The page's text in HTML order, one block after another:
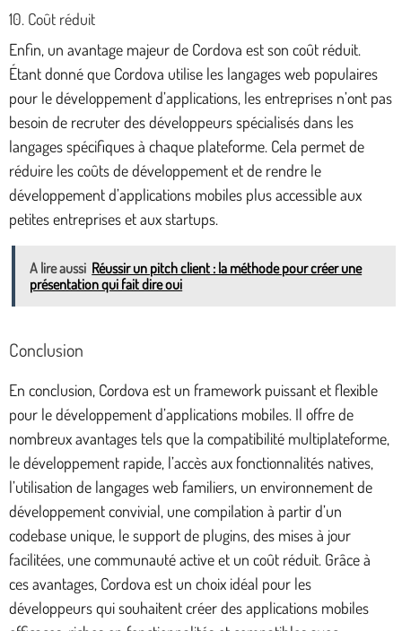
10. Coût réduit
Enfin, un avantage majeur de Cordova est son coût réduit.
Étant donné que Cordova utilise les langages web populaires
pour le développement d’applications, les entreprises n’ont pas
besoin de recruter des développeurs spécialisés dans les
langages spécifiques à chaque plateforme. Cela permet de
réduire les coûts de développement et de rendre le
développement d’applications mobiles plus accessible aux
petites entreprises et aux startups.
A lire aussi Réussir un pitch client : la méthode pour créer une
présentation qui fait dire oui
Conclusion
En conclusion, Cordova est un framework puissant et flexible
pour le développement d’applications mobiles. Il offre de
nombreux avantages tels que la compatibilité multiplateforme,
le développement rapide, l’accès aux fonctionnalités natives,
l’utilisation de langages web familiers, un environnement de
développement convivial, une compilation à partir d’un
codebase unique, le support de plugins, des mises à jour
facilitées, une communauté active et un coût réduit. Grâce à
ces avantages, Cordova est un choix idéal pour les
développeurs qui souhaitent créer des applications mobiles